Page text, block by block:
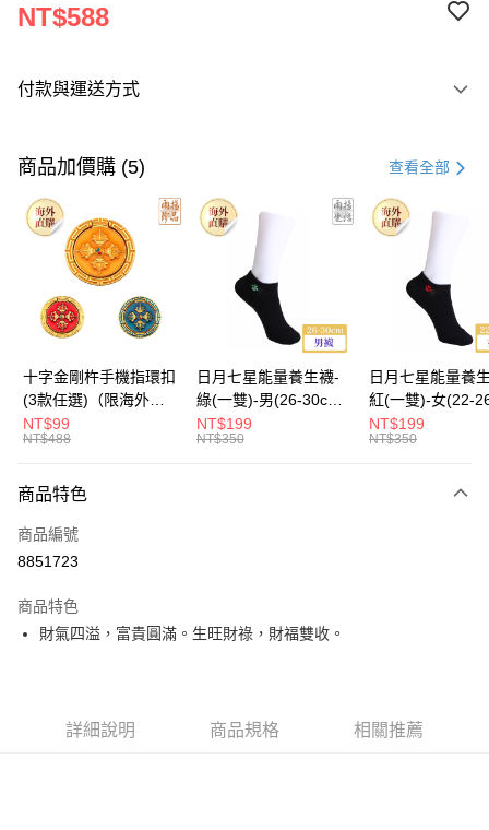
NT$588
付款與運送方式
信用卡一次付款
Apple Pay
Google Pay
運送方式
海外國際空運 查看運費
商品加價購 (5) 查看全部
十字金剛杵手機指環扣
(3款任選)（限海外直
購）Ring Holder
NT$99
NT$488
日月七星能量養生襪-
綠(一雙)-男(26-30cm)-
船型（限海外直購）
Socks
NT$199
NT$350
日月七星能量養
紅(一雙)-女(22-
-船型 （限海外
Socks
NT$199
NT$350
商品特色
商品編號
8851723
商品特色
財氣四溢，富貴圓滿。生旺財祿，財福雙收。
詳細說明 商品規格 相關推薦